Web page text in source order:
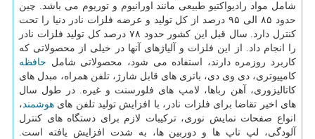
شامل مواد رادیواكتیو طبیعی مانند اورانیوم و توریوم می باشد. چین
حدود ۸۵ الی ۹۵ درصد از كل تولید و عرضه فلزات نادر دنیا را تحت
كنترل دارد. سال قبل این كشور حدود ۷۸ درصد كل تولید فلزات نادر
را انجام داد. از این فلزات و آلیاژهای آنها در خیلی از محصولاتی كه
كاربرد روزمره دارند، استفاده می شود، محصولاتی شامل حافظه
كامپیوتری، دی وی دی، باتری های قابل شارژ، تلفن همراه، مبدل های
كاتالیزوری، آهن رباها، لامپ های فلورسنت و غیره. در طول سال
های اخیر تقاضا برای فلزات نادر، با افزایش تولید تلفن های هوشمند،
انواع صفحات نمایش نوری، تركیبات لازم برای دستگاه های كنترل
آلودگی، لپ تاپ ها و دوربین ها، به شدت افزایش یافته است.